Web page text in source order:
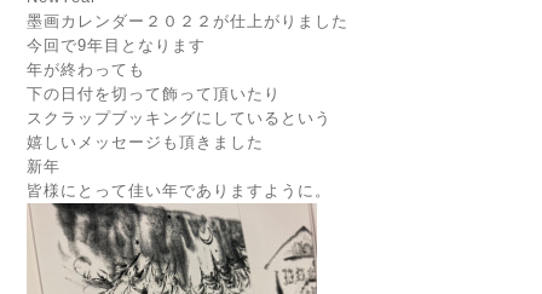
墨画カレンダー２０２２が仕上がりました
今回で9年目となります
年が終わっても
下の日付を切って飾って頂いたり
スクラップブッキングにしているという
嬉しいメッセージも頂きました
新年
皆様にとって佳い年でありますように。